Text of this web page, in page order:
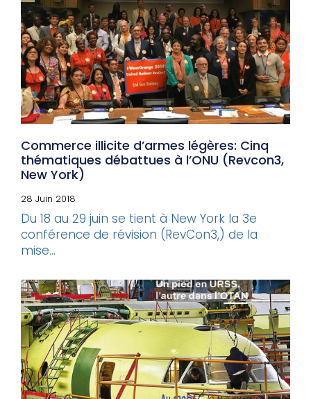
Commerce illicite d’armes légères: Cinq
thématiques débattues à l’ONU (Revcon3,
New York)
28 Juin 2018
Du 18 au 29 juin se tient à New York la 3e
conférence de révision (RevCon3,) de la
mise...